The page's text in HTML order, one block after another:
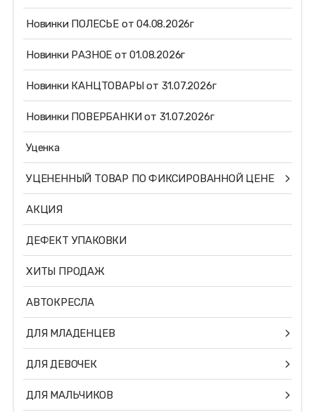
Новинки ПОЛЕСЬЕ от 04.08.2026г
Новинки РАЗНОЕ от 01.08.2026г
Новинки КАНЦТОВАРЫ от 31.07.2026г
Новинки ПОВЕРБАНКИ от 31.07.2026г
Уценка
УЦЕНЕННЫЙ ТОВАР ПО ФИКСИРОВАННОЙ ЦЕНЕ
АКЦИЯ
ДЕФЕКТ УПАКОВКИ
ХИТЫ ПРОДАЖ
АВТОКРЕСЛА
ДЛЯ МЛАДЕНЦЕВ
ДЛЯ ДЕВОЧЕК
ДЛЯ МАЛЬЧИКОВ